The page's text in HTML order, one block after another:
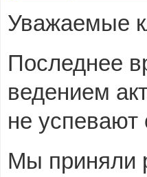
Уважаемые
Последнее
ведением
не успевают
Мы приняли